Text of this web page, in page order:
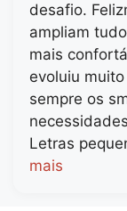
desafio.
ampliam
mais
evoluiu
sempre os
Letras
mais